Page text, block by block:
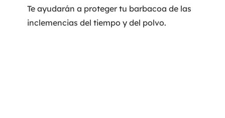
Te ayudarán a proteger tu barbacoa de las
inclemencias del tiempo y del polvo.